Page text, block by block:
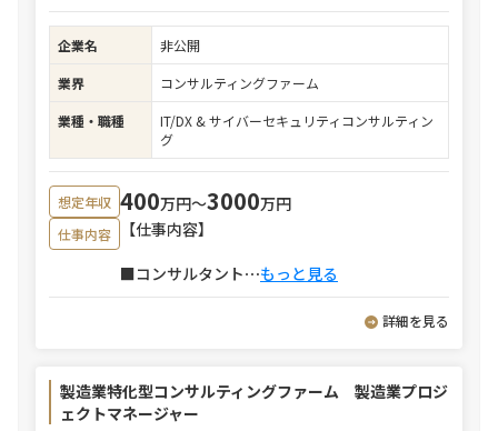
企業名
非公開
業界
コンサルティングファーム
業種・職種
IT/DX & サイバーセキュリティコンサルティン
グ
想定年収 400万円〜3000万円
仕事内容
【仕事内容】
■コンサルタント⋯もっと見る
詳細を見る
製造業特化型コンサルティングファーム 製造業プロジ
ェクトマネージャー